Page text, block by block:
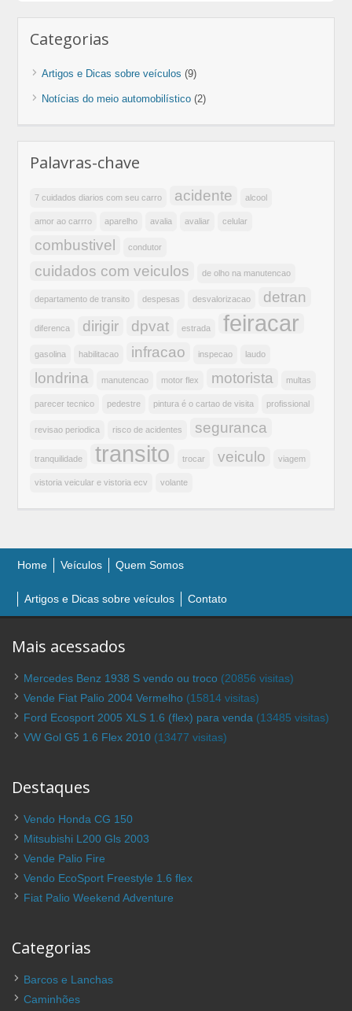
Categorias
Artigos e Dicas sobre veículos (9)
Notícias do meio automobilístico (2)
Palavras-chave
7 cuidados diarios com seu carro acidente alcool
amor ao carrro aparelho avalia avaliar celular
combustivel condutor
cuidados com veiculos de olho na manutencao
departamento de transito despesas desvalorizacao detran
diferenca dirigir dpvat estrada feiracar
gasolina habilitacao infracao inspecao laudo
londrina manutencao motor flex motorista multas
parecer tecnico pedestre pintura é o cartao de visita profissional
revisao periodica risco de acidentes seguranca
tranquilidade transito trocar veiculo viagem
vistoria veicular e vistoria ecv volante
Home Veículos Quem Somos
Artigos e Dicas sobre veículos Contato
Mais acessados
Mercedes Benz 1938 S vendo ou troco (20856 visitas)
Vende Fiat Palio 2004 Vermelho (15814 visitas)
Ford Ecosport 2005 XLS 1.6 (flex) para venda (13485 visitas)
VW Gol G5 1.6 Flex 2010 (13477 visitas)
Destaques
Vendo Honda CG 150
Mitsubishi L200 Gls 2003
Vende Palio Fire
Vendo EcoSport Freestyle 1.6 flex
Fiat Palio Weekend Adventure
Categorias
Barcos e Lanchas
Caminhões